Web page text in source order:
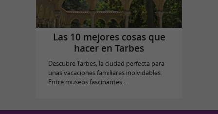
Las 10 mejores cosas que
hacer en Tarbes
Descubre Tarbes, la ciudad perfecta para
unas vacaciones familiares inolvidables.
Entre museos fascinantes ...